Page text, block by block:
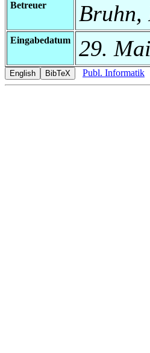
Betreuer Bruhn,
Eingabedatum 29.
Publ. Informatik